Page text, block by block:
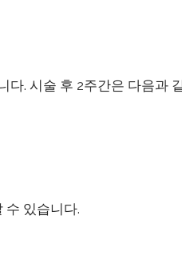
. 시술 후 2주간은 다음과
수 있습니다.